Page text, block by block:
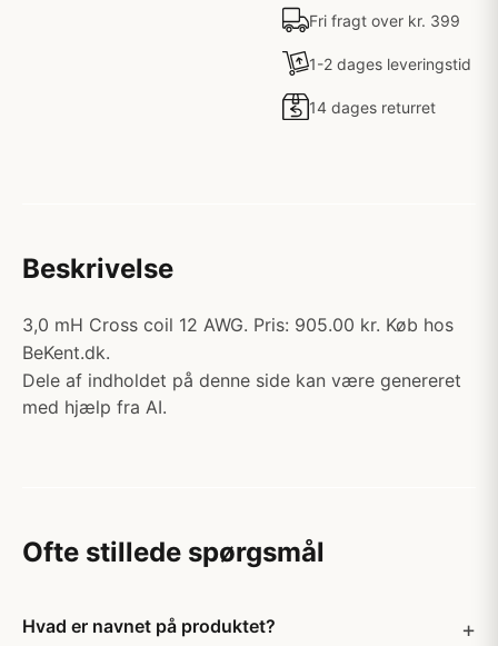
Fri fragt over kr. 399
1-2 dages leveringstid
14 dages returret
Beskrivelse
3,0 mH Cross coil 12 AWG. Pris: 905.00 kr. Køb hos
BeKent.dk.
Dele af indholdet på denne side kan være genereret
med hjælp fra AI.
Ofte stillede spørgsmål
Hvad er navnet på produktet?